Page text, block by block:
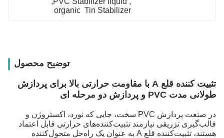
organic  Tin Stabilizer
توضیح محصول
تثبیت کننده قلع A با مقاومت حرارتی بالا برای پردازش
طولانی مدت PVC و پردازش دو مرحله ای
در صنعت پردازش PVC سخت، جایی که نورد، اکستروژن و
قالب‌گیری تزریقی نیازمند تثبیت‌کننده‌های حرارتی قابل اعتماد
هستند، تثبیت‌کننده قلع A به عنوان یک راه‌حل متحول‌کننده